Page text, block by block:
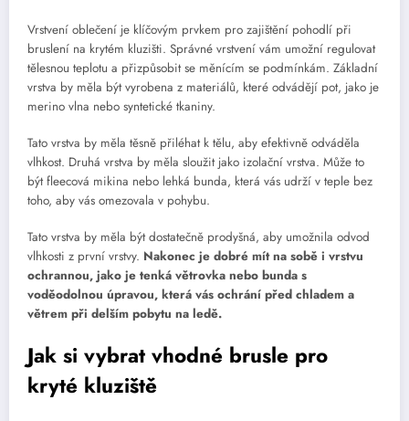
Vrstvení oblečení je klíčovým prvkem pro zajištění pohodlí při
bruslení na krytém kluzišti. Správné vrstvení vám umožní regulovat
tělesnou teplotu a přizpůsobit se měnícím se podmínkám. Základní
vrstva by měla být vyrobena z materiálů, které odvádějí pot, jako je
merino vlna nebo syntetické tkaniny.
Tato vrstva by měla těsně přiléhat k tělu, aby efektivně odváděla
vlhkost. Druhá vrstva by měla sloužit jako izolační vrstva. Může to
být fleecová mikina nebo lehká bunda, která vás udrží v teple bez
toho, aby vás omezovala v pohybu.
Tato vrstva by měla být dostatečně prodyšná, aby umožnila odvod
vlhkosti z první vrstvy. Nakonec je dobré mít na sobě i vrstvu
ochrannou, jako je tenká větrovka nebo bunda s
voděodolnou úpravou, která vás ochrání před chladem a
větrem při delším pobytu na ledě.
Jak si vybrat vhodné brusle pro
kryté kluziště